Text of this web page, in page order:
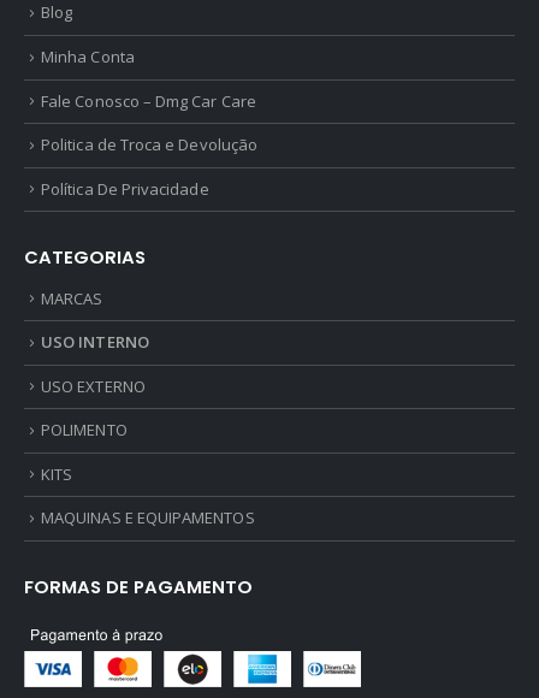
Blog
Minha Conta
Fale Conosco – Dmg Car Care
Politica de Troca e Devolução
Política De Privacidade
CATEGORIAS
MARCAS
USO INTERNO
USO EXTERNO
POLIMENTO
KITS
MAQUINAS E EQUIPAMENTOS
FORMAS DE PAGAMENTO